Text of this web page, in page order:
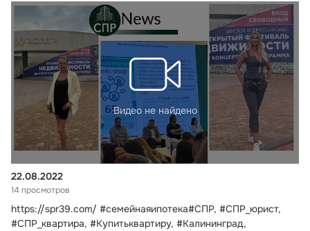
Видео не найдено
22.08.2022
14 просмотров
https://spr39.com/ #семейнаяипотека#СПР, #СПР_юрист,
#СПР_квартира, #Купитьквартиру, #Калининград,